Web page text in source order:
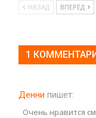
НАЗАД ВПЕРЁД
1
Денни пишет:
Очень нравится